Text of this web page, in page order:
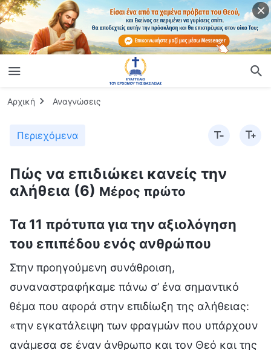
Αρχική Αναγνώσεις
Περιεχόμενα
Πώς να επιδιώκει κανείς την
αλήθεια (6) Μέρος πρώτο
Τα 11 πρότυπα για την αξιολόγηση
του επιπέδου ενός ανθρώπου
Στην προηγούμενη συνάθροιση,
συναναστραφήκαμε πάνω σ’ ένα σημαντικό
θέμα που αφορά στην επιδίωξη της αλήθειας:
«την εγκατάλειψη των φραγμών που υπάρχουν
ανάμεσα σε έναν άνθρωπο και τον Θεό και της